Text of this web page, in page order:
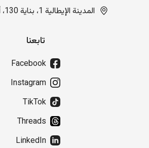
المدينة الإيطالية 1، بناية 130، أربيل، العراق
تابعنا
Facebook
Instagram
TikTok
Threads
LinkedIn